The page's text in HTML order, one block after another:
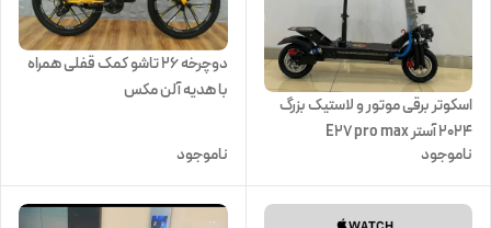
اسکوتر برقی موتور و لاستیک بزرگ
2024 آستر E27 pro max
ناموجود
دوچرخه ۲۶ تاشو کمک قفلی همراه
با هدیه آلن مکس
ناموجود